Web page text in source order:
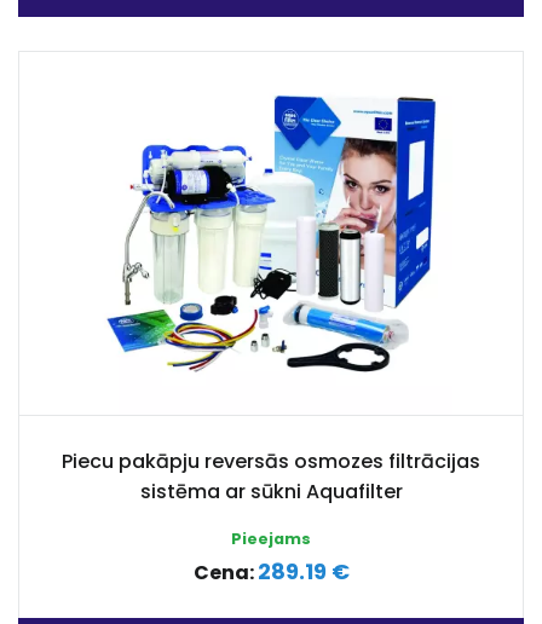
Piecu pakāpju reversās osmozes filtrācijas
sistēma ar sūkni Aquafilter
Pieejams
Cena:289.19 €